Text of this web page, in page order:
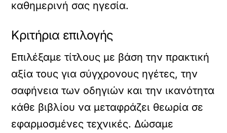
καθημερινή σας ηγεσία.
Κριτήρια επιλογής
Επιλέξαμε τίτλους με βάση την πρακτική
αξία τους για σύγχρονους ηγέτες, την
σαφήνεια των οδηγιών και την ικανότητα
κάθε βιβλίου να μεταφράζει θεωρία σε
εφαρμοσμένες τεχνικές. Δώσαμε